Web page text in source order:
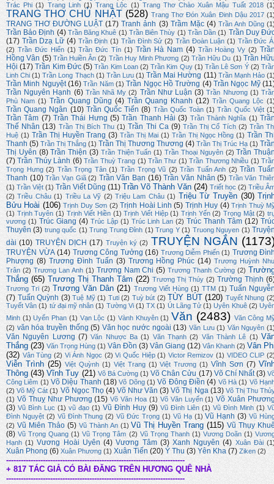
Trác Phi (1) Trang Linh (1) Trang Lộc (1) Trang Thơ Chào Xuân Mậu Tuất 2018
TRANG THƠ CHỦ NHẬT (528) Trang Thơ Đón Xuân Đinh Dậu 2017
TRANG THƠ ĐƯỜNG LUẬT (17) Tranh ảnh (3) Trầm Mặc (4) Trần Anh Dũng
Trần Bảo Định (4) Trần Băng Khuê (1) Trần Biên Thùy (1) Trần Dần (1) Trần Duy
(17) Trần Dzạ Lữ (4) Trần Định (1) Trần Đình Sử (2) Trần Đoàn Luận (1) Trần Đức
(2) Trần Đức Hiển (1) Trần Đức Tín (1) Trần Hà Nam (4) Trần Hoàng Vy (2)
Hồng Vân (5) Trần Huiền Ân (2) Trần Huy Minh Phương (2) Trần Hữu Du (1) Trần
Hội (17) Trần Kim Đức (5) Trần Kim Loan (2) Trần Kim Quy (1) Trần Lê Sơn Ý (2)
Linh Chi (1) Trần Long Thạch (1) Trần Lưu (1) Trần Mai Hường (11) Trần Mạnh Hảo
Trần Minh Nguyệt (16) Trần Năm (1) Trần Ngọc Hồ Trường (4) Trần Ngọc Mỹ
Trần Nguyên Hạnh (6) Trần Nhã My (2) Trần Như Luận (3) Trần Nhương (1)
Phù Nam (1) Trần Quang Dũng (4) Trần Quang Khanh (12) Trần Quang Lộc
Trần Quang Ngân (10) Trần Quốc Tiến (8) Trần Quốc Toàn (1) Trần Quốc Việt
Trần Tâm (7) Trần Thái Hưng (5) Trần Thanh Hải (3) Trần Thành Nghĩa (1)
Thế Nhân (13) Trần Thị Bích Thu (1) Trần Thi Ca (9) Trần Thị Cổ Tích (2) Trần
Huệ (1) Trần Thị Huyền Trang (3) Trần Thị Mai (1) Trần Thị Ngọc Hồng (1) Trần
Thanh (5) Trần Thị Thắng (1) Trần Thị Thương Thương (4) Trần Thị Trúc Hạ (1)
Thị Uyên (8) Trần Thiện (3) Trần Thiện Tuấn (1) Trần Thoại Nguyên (2) Trần
(7) Trần Thúy Lành (6) Trần Thuỳ Trang (1) Trần Thư (1) Trần Thương Nhiều (1)
Trọng Hưng (2) Trần Trọng Tân (1) Trần Trọng Vũ (2) Trần Tuấn Anh (2) Trần
Thanh (10) Trần Vạn Giã (2) Trần Văn Bạn (16) Trần Văn Nhân (5) Trần Văn
(1) Trần Việt (1) Trần Viết Dũng (11) Trần Võ Thành Văn (24) Triết học (2) Triều
(2) Triều Châu (1) Triều La Vỹ (2) Triệu Lam Châu (1) Triệu Từ Truyền (30)
Bửu Hoài (106) Trịnh Duy Sơn (2) Trịnh Hoài Linh (5) Trịnh Huy (4) Trịnh Thuỳ
(1) Trịnh Tuyên (1) Trịnh Viết Hiền (1) Trịnh Viết Hiệp (1) Trịnh Yến (2) Trọng Mật (2)
vương (1) Trúc Giang (4) Trúc Lập (1) Trúc Linh Lan (2) Trúc Thanh Tâm (12)
Thuyên (3) trung quốc (1) Trung Trung Đỉnh (1) Trung Y (1) Truong Nguyen (1)
dài (10) TRUYỆN DỊCH (17) Truyện ký (2) TRUYỆN NGẮN
TRUYỆN VỪA (14) Trương Công Tưởng (16) Trương Diễm Phiến (1) Trương
Phượng (8) Trương Đình Tuấn (3) Trương Hồng Phúc (14) Trương Huỳnh
Trân (2) Trương Lan Anh (1) Trương Nam Chi (5) Trương Thanh Cường (2)
Thắng (65) Trương Thị Thanh Tâm (22) Trương Thị Thúy (2) Trường Thịnh
Trương Tri (2) Trương Văn Dân (21) Trương Viết Hùng (1) TTM (1) Tuấn
(7) Tuấn Quỳnh (3) Tuệ Mỹ (1) Tuti (2) Tuỳ bút (2) TÙY BÚT (120) Tuyết Nhung
Tuyết Vân (1) tứ đại mỹ nhân (1) Tường Vi (1) TX (1) Út Lãng Tử (1) Uyên Khuê (2)
Minh (1) Uyển Phan (1) Vạn Lộc (1) Vành Khuyên (1) Văn (2483) Văn Công
(2) văn hóa truyền thống (5) Văn học nước ngoài (13) Văn Lưu (1) Văn Nguyên
Văn Nguyên Lương (7) Văn Nhược Ba (1) Văn Thạnh (2) Văn Thành Lê (1)
Thắng (23) Văn Trọng Hùng (1) Vân Đồn (3) Vân Giang (12) Vân Khanh (2) Vân
(32) Vân Tùng (2) Vi Ánh Ngọc (2) Vi Quốc Hiệp (1) Victor Remizov (1) VIDEO CLIP
Viễn Trình (25) Việt Quỳnh (1) Việt Trang (1) Việt Trương (1) Vĩnh Sơn (7)
Thông (43) Vĩnh Tuy (21) Võ Bá Cường (1) Võ Chân Cửu (17) Võ Chí Nhất (3)
Công Liêm (1) Võ Diệu Thanh (18) Võ Dõng (1) Võ Đông Điền (4) Võ Hà (1) Võ
(2) Võ Mỹ Cát (1) Võ Ngọc Thọ (4) Võ Như Văn (3) Võ Thị Nga (13) Võ Thị Thu
(1) Võ Thuỵ Như Phương (15) Võ Văn Hoa (1) Võ Văn Luyến (1) Võ Xuân
(3) Vũ Bình Lục (1) vũ đạo (1) Vũ Đình Huy (9) Vũ Đình Liên (1) Vũ Đình Minh (1)
Đình Nguyệt (2) Vũ Đình Thung (2) Vũ Đức Trọng (1) Vũ Hạ (1) Vũ Hạnh (3) Vũ
(2) Vũ Miên Thảo (5) Vũ Thành An (1) Vũ Thị Huyền Trang (115) Vũ Thụy
(8) Vũ Trọng Quang (1) Vũ Trọng Tâm (2) Vũ Trọng Thanh (1) Vương Doãn (1)
Hạnh (1) Vương Hoài Uyên (4) Vương Tâm (3) Xanh Nguyên (4) Xuân Đài
Xuân Phong (6) Xuân Phương (1) Xuân Tiến (20) Ý Thu (3) Yên Kha (7) Ziken (2)
-------------------------------------------------------------------------
+ 817 TÁC GIẢ CÓ BÀI ĐĂNG TRÊN HƯƠNG QUÊ NHÀ
-------------------------------------------------------------------------